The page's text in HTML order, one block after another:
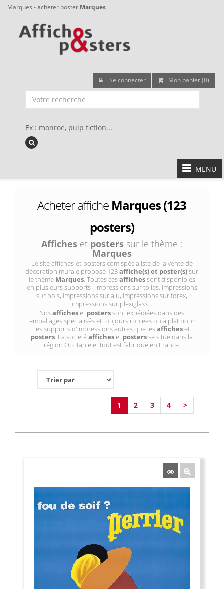
Marques - acheter poster Marques
Se connecter Mon panier (0)
Ex : monroe, pulp fiction...
MENU
Acheter affiche Marques (123
posters)
Affiches et posters sur le thème :
Marques
Le site affiches-et-posters.com spécialiste de la vente de
décoration murale propose 123affiche(s) et poster(s)sur
le thème Marques. Toutes cesaffichessont disponibles
en plusieurs supports : impressions sur toiles, impressions
sur bois, impressions sur alu, impressions sur forex,
impressions sur plexiglass...
Nosafficheset posterssont expédiées dans des
emballages spécialisés et toujours roulées ou à plat pour
les supports d'impressions autres que lesafficheset
posters. La sociétéafficheset postersse situe dans la
région Occitanie et tout est fabriqué en France.
1 2 3 4 >